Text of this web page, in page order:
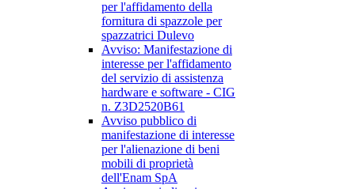
per l'affidamento della
fornitura di spazzole per
spazzatrici Dulevo
Avviso: Manifestazione di
interesse per l'affidamento
del servizio di assistenza
hardware e software - CIG
n. Z3D2520B61
Avviso pubblico di
manifestazione di interesse
per l'alienazione di beni
mobili di proprietà
dell'Enam SpA